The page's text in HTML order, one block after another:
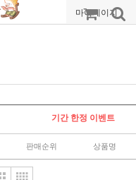
주문조회 마이페이지
기간 한정 이벤트
판매순위 상품명